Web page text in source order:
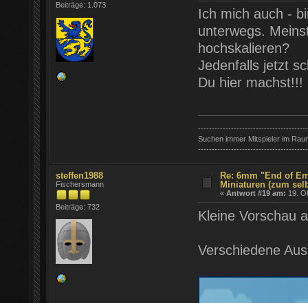
Beiträge: 1.073
Ich mich auch -
unterwegs.
hochskalieren?
Jedenfalls jetzt
Du hier machst!!!
Suchen immer Mitspieler im
steffen1988
Fischersmann
Beiträge: 732
Re: 6mm "End of
Miniaturen (zum
«Antwort #19 am: 19.
Kleine Vorschau
Verschiedene